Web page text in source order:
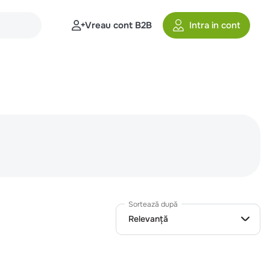
Vreau cont B2B Intra in cont
Sortează după
Relevanță